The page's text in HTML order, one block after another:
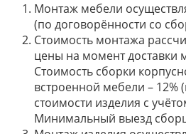
Монтаж мебели
(по договорённости со
Стоимость монтажа
цены на момент доставки
Стоимость сборки
встроенной мебели – 12%
стоимости изделия с
Минимальный выезд